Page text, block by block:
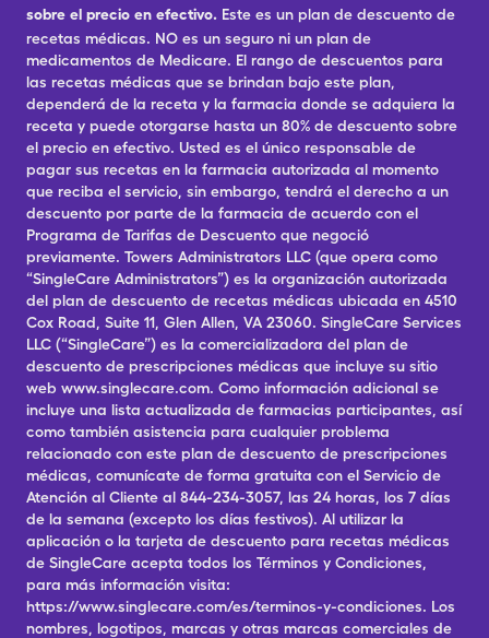
sobre el precio en efectivo. Este es un plan de descuento de
recetas médicas. NO es un seguro ni un plan de
medicamentos de Medicare. El rango de descuentos para
las recetas médicas que se brindan bajo este plan,
dependerá de la receta y la farmacia donde se adquiera la
receta y puede otorgarse hasta un 80% de descuento sobre
el precio en efectivo. Usted es el único responsable de
pagar sus recetas en la farmacia autorizada al momento
que reciba el servicio, sin embargo, tendrá el derecho a un
descuento por parte de la farmacia de acuerdo con el
Programa de Tarifas de Descuento que negoció
previamente. Towers Administrators LLC (que opera como
“SingleCare Administrators”) es la organización autorizada
del plan de descuento de recetas médicas ubicada en 4510
Cox Road, Suite 11, Glen Allen, VA 23060. SingleCare Services
LLC (“SingleCare”) es la comercializadora del plan de
descuento de prescripciones médicas que incluye su sitio
web www.singlecare.com. Como información adicional se
incluye una lista actualizada de farmacias participantes, así
como también asistencia para cualquier problema
relacionado con este plan de descuento de prescripciones
médicas, comunícate de forma gratuita con el Servicio de
Atención al Cliente al 844-234-3057, las 24 horas, los 7 días
de la semana (excepto los días festivos). Al utilizar la
aplicación o la tarjeta de descuento para recetas médicas
de SingleCare acepta todos los Términos y Condiciones,
para más información visita:
https://www.singlecare.com/es/terminos-y-condiciones. Los
nombres, logotipos, marcas y otras marcas comerciales de